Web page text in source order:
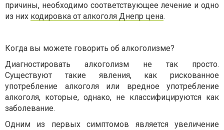
причины, необходимо соответствующее лечение и одно
из них кодировка от алкоголя Днепр цена.
Когда вы можете говорить об алкоголизме?
Диагностировать алкоголизм не так просто.
Существуют такие явления, как рискованное
употребление алкоголя или вредное употребление
алкоголя, которые, однако, не классифицируются как
заболевание.
Одним из первых симптомов является увеличение